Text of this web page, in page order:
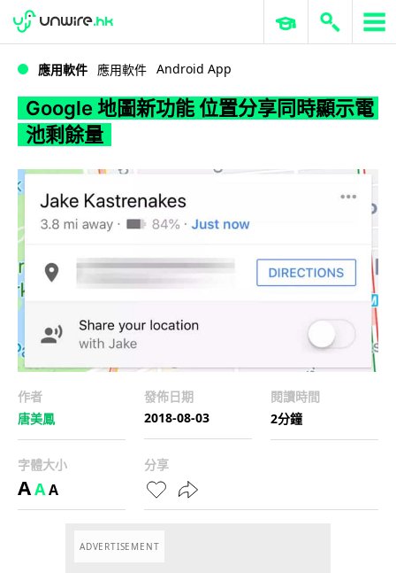
WWDC 2026 ERP 與商業 AI
應用軟件 應用軟件 Android App
Google 地圖新功能 位置分享同時顯示電
池剩餘量
作者
唐美鳳
發佈日期
2018-08-03
閱讀時間
2分鐘
字體大小
AAA
分享
ADVERTISEMENT